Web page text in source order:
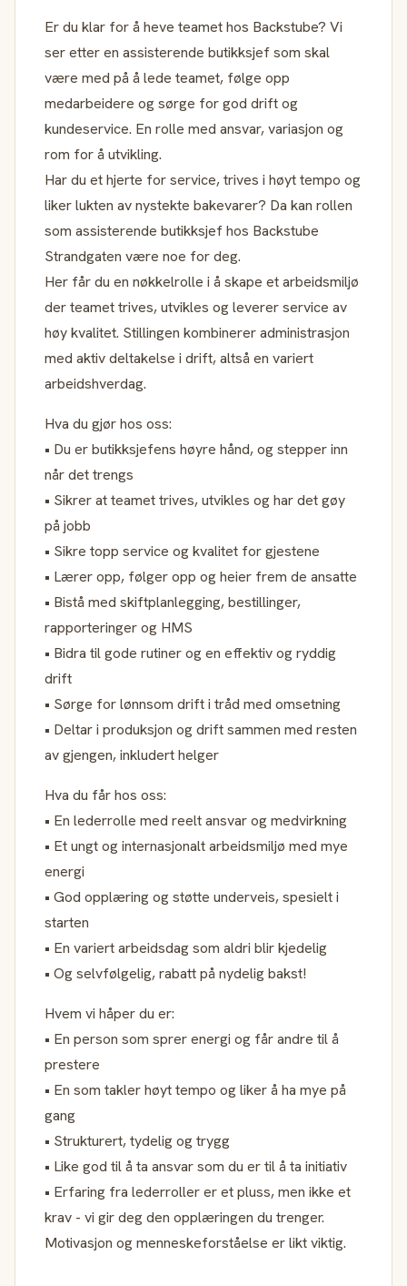
Er du klar for å heve teamet hos Backstube? Vi
ser etter en assisterende butikksjef som skal
være med på å lede teamet, følge opp
medarbeidere og sørge for god drift og
kundeservice. En rolle med ansvar, variasjon og
rom for å utvikling.
Har du et hjerte for service, trives i høyt tempo og
liker lukten av nystekte bakevarer? Da kan rollen
som assisterende butikksjef hos Backstube
Strandgaten være noe for deg.
Her får du en nøkkelrolle i å skape et arbeidsmiljø
der teamet trives, utvikles og leverer service av
høy kvalitet. Stillingen kombinerer administrasjon
med aktiv deltakelse i drift, altså en variert
arbeidshverdag.
Hva du gjør hos oss:
• Du er butikksjefens høyre hånd, og stepper inn
når det trengs
• Sikrer at teamet trives, utvikles og har det gøy
på jobb
• Sikre topp service og kvalitet for gjestene
• Lærer opp, følger opp og heier frem de ansatte
• Bistå med skiftplanlegging, bestillinger,
rapporteringer og HMS
• Bidra til gode rutiner og en effektiv og ryddig
drift
• Sørge for lønnsom drift i tråd med omsetning
• Deltar i produksjon og drift sammen med resten
av gjengen, inkludert helger
Hva du får hos oss:
• En lederrolle med reelt ansvar og medvirkning
• Et ungt og internasjonalt arbeidsmiljø med mye
energi
• God opplæring og støtte underveis, spesielt i
starten
• En variert arbeidsdag som aldri blir kjedelig
• Og selvfølgelig, rabatt på nydelig bakst!
Hvem vi håper du er:
• En person som sprer energi og får andre til å
prestere
• En som takler høyt tempo og liker å ha mye på
gang
• Strukturert, tydelig og trygg
• Like god til å ta ansvar som du er til å ta initiativ
• Erfaring fra lederroller er et pluss, men ikke et
krav - vi gir deg den opplæringen du trenger.
Motivasjon og menneskeforståelse er likt viktig.